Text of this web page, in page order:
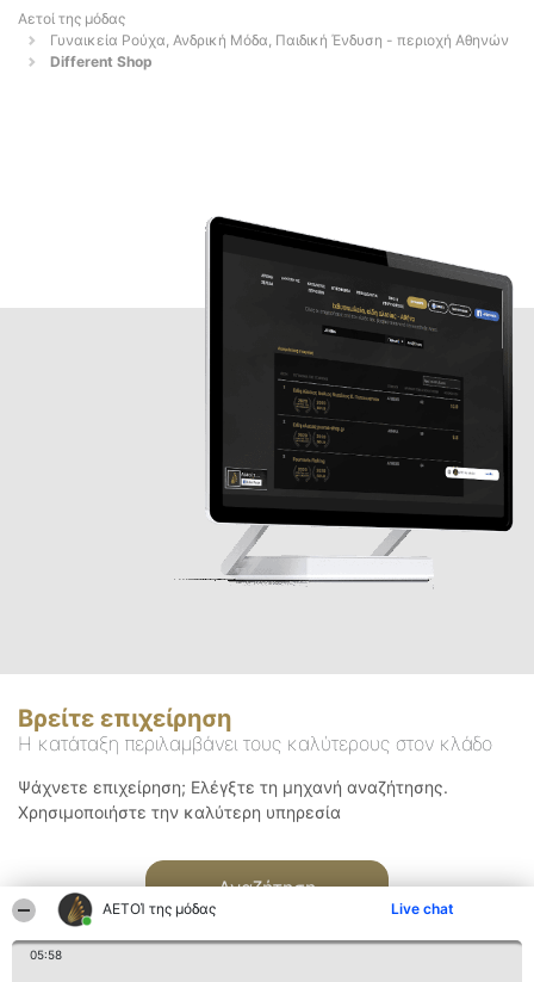
ΑΕΤΟΊ της μόδας Live chat
05:58
Αετοί της μόδας
Γυναικεία Ρούχα, Ανδρική Μόδα, Παιδική Ένδυση - περιοχή Αθηνών
Different Shop
Βρείτε επιχείρηση
Η κατάταξη περιλαμβάνει τους καλύτερους στον κλάδο
Ψάχνετε επιχείρηση; Ελέγξτε τη μηχανή αναζήτησης.
Χρησιμοποιήστε την καλύτερη υπηρεσία
Αναζήτηση